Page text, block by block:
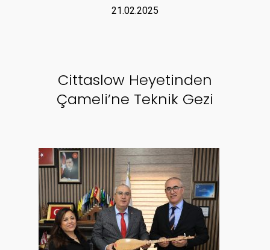
21.02.2025
Cittaslow Heyetinden
Çameli’ne Teknik Gezi